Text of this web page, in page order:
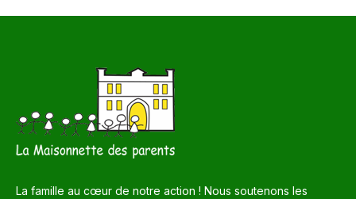
La famille au cœur de notre action ! Nous soutenons les